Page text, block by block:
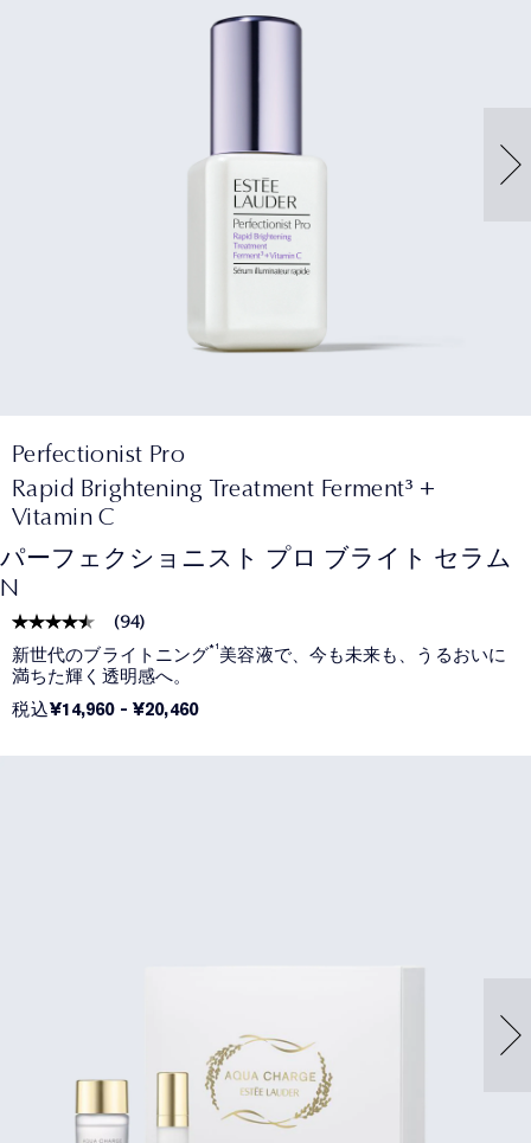
Perfectionist Pro
Rapid Brightening Treatment Ferment³ +
Vitamin C
パーフェクショニスト プロ ブライト セラム
N
(94)
新世代のブライトニング*¹美容液で、今も未来も、うるおいに
満ちた輝く透明感へ。
税込¥14,960-¥20,460